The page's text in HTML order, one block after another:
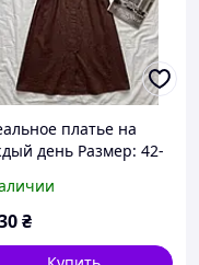
платье на
день Размер: 42-
₴